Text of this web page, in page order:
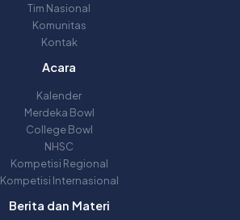
Tim Nasional
Komunitas
Kontak
Acara
Kalender
Merdeka Bowl
College Bowl
NHSC
Kompetisi Regional
Kompetisi Internasional
Berita dan Materi